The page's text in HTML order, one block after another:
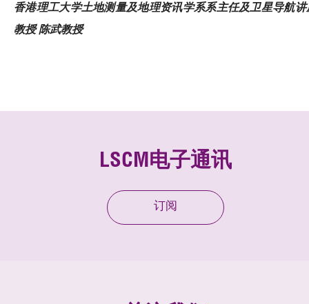
香港理工大学土地测量及地理资讯学系系主任及卫星导航讲
教授 陈武教授
LSCM电子通讯
订阅